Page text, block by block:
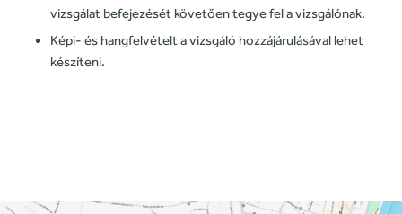
vizsgálat befejezését követően tegye fel a vizsgálónak.
Képi- és hangfelvételt a vizsgáló hozzájárulásával lehet
készíteni.